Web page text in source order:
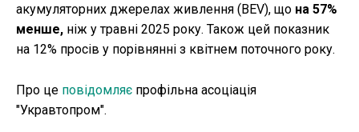
акумуляторних джерелах живлення (BEV), що на 57%
менше, ніж у травні 2025 року. Також цей показник
на 12% просів у порівнянні з квітнем поточного року.
Про це повідомляє профільна асоціація
"Укравтопром".